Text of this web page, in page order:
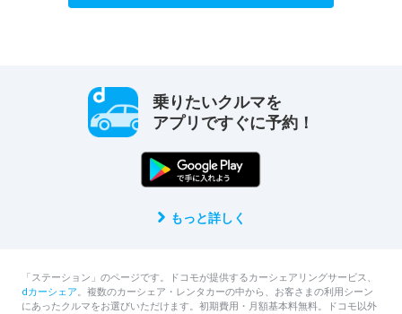
乗りたいクルマを
アプリですぐに予約！
もっと詳しく
「ステーション」のページです。ドコモが提供するカーシェアリングサービス、
dカーシェア。複数のカーシェア・レンタカーの中から、お客さまの利用シーン
にあったクルマをお選びいただけます。初期費用・月額基本料無料。ドコモ以外